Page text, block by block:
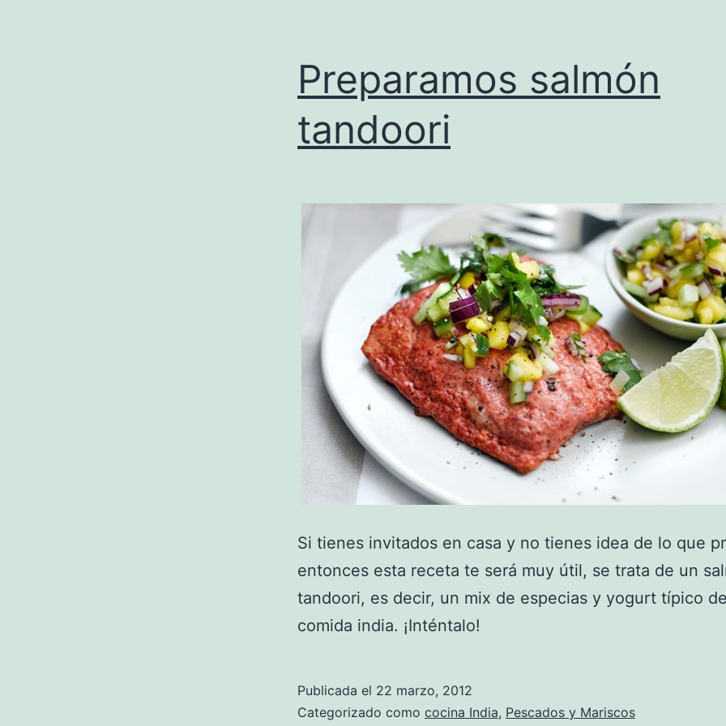
Preparamos salmón
tandoori
Si tienes invitados en casa y no tienes idea de lo que
entonces esta receta te será muy útil, se trata de un
tandoori, es decir, un mix de especias y yogurt típico
comida india. ¡Inténtalo!
Publicada el 22 marzo, 2012
Categorizado como cocina India, Pescados y Mariscos